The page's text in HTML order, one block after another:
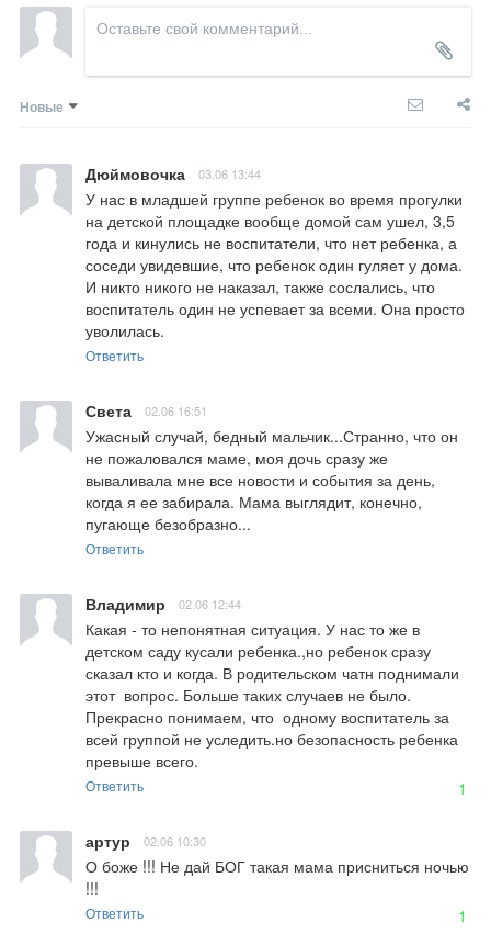
Новые
Дюймовочка 03.06 13:44
У нас в младшей группе ребенок во время прогулки
на детской площадке вообще домой сам ушел, 3,5
года и кинулись не воспитатели, что нет ребенка, а
соседи увидевшие, что ребенок один гуляет у дома.
И никто никого не наказал, также сослались, что
воспитатель один не успевает за всеми. Она просто
уволилась.
Ответить
Света 02.06 16:51
Ужасный случай, бедный мальчик...Странно, что он
не пожаловался маме, моя дочь сразу же
вываливала мне все новости и события за день,
когда я ее забирала. Мама выглядит, конечно,
пугающе безобразно...
Ответить
Владимир 02.06 12:44
Какая - то непонятная ситуация. У нас то же в
детском саду кусали ребенка.,но ребенок сразу
сказал кто и когда. В родительском чатн поднимали
этот  вопрос. Больше таких случаев не было.
Прекрасно понимаем, что  одному воспитатель за
всей группой не уследить.но безопасность ребенка
превыше всего.
Ответить 1
артур 02.06 10:30
О боже !!! Не дай БОГ такая мама присниться ночью
!!!
Ответить 1